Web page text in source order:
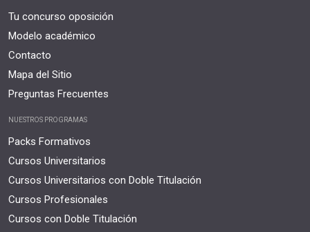
Tu concurso oposición
Modelo académico
Contacto
Mapa del Sitio
Preguntas Frecuentes
NUESTROS PROGRAMAS
Packs Formativos
Cursos Universitarios
Cursos Universitarios con Doble Titulación
Cursos Profesionales
Cursos con Doble Titulación